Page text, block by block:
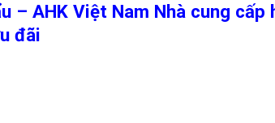
– AHK Việt Nam Nhà cung
đãi